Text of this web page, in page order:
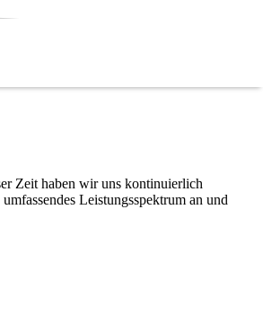
Zeit haben wir uns kontinuierlich
Leistungsspektrum an und